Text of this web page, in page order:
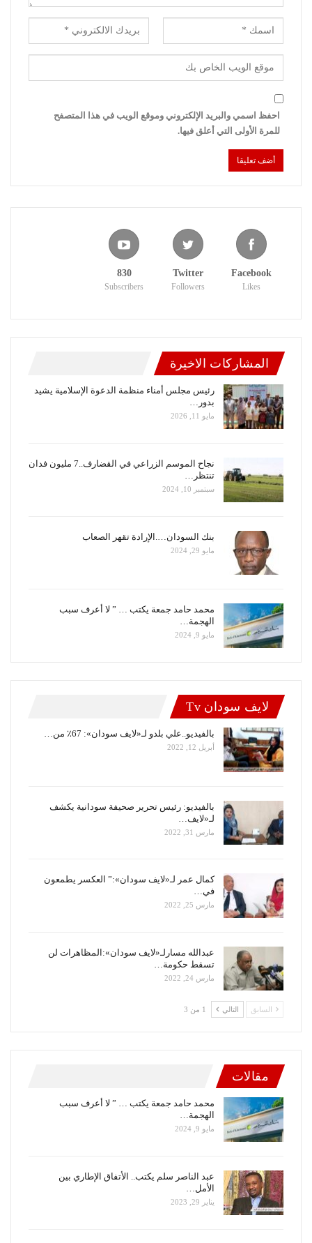
احفظ اسمي والبريد الإلكتروني وموقع الويب في هذا المتصفح
للمرة الأولى التي أعلق فيها.
Facebook
Likes
Twitter
Followers
830
Subscribers
المشاركات الاخيرة
رئيس مجلس أمناء منظمة الدعوة الإسلامية يشيد
بدور…
مايو 11, 2026
نجاح الموسم الزراعي في القضارف..7 مليون فدان
تنتظر…
سبتمبر 10, 2024
بنك السودان….الإرادة تقهر الصعاب
مايو 29, 2024
محمد حامد جمعة يكتب … ” لا أعرف سبب
الهجمة…
مايو 9, 2024
لايف سودان Tv
بالفيديو..علي بلدو لـ«لايف سودان»: 67٪ من…
أبريل 12, 2022
بالفيديو: رئيس تحرير صحيفة سودانية يكشف
لـ«لايف…
مارس 31, 2022
كمال عمر لـ«لايف سودان»:” العكسر يطمعون
في…
مارس 25, 2022
عبدالله مسارلـ«لايف سودان»:المظاهرات لن
تسقط حكومة…
مارس 24, 2022
السابق التالي 1 من 3
مقالات
محمد حامد جمعة يكتب … ” لا أعرف سبب
الهجمة…
مايو 9, 2024
عبد الناصر سلم يكتب.. الأتفاق الإطاري بين
الأمل…
يناير 29, 2023